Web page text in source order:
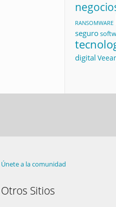
RANSOMWARE
seguro
digital
Únete a la comunidad
Otros Sitios